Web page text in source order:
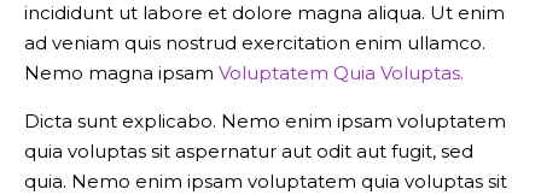
incididunt ut labore et dolore magna aliqua. Ut enim
ad veniam quis nostrud exercitation enim ullamco.
Nemo magna ipsam Voluptatem Quia Voluptas.
Dicta sunt explicabo. Nemo enim ipsam voluptatem
quia voluptas sit aspernatur aut odit aut fugit, sed
quia. Nemo enim ipsam voluptatem quia voluptas sit